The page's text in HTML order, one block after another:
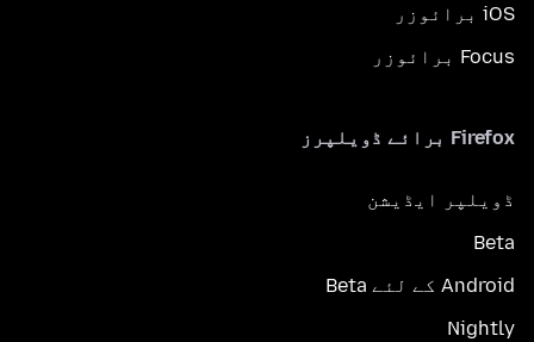
iOS برائوزر
Focus برائوزر
Firefox برائے ڈویلپرز
ڈویلپر ایڈیشن
Beta
Android کے لئے Beta
Nightly